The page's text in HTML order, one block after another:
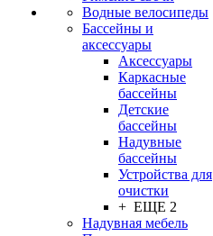
Водные велосипеды
Бассейны и
аксессуары
Аксессуары
Каркасные
бассейны
Детские
бассейны
Надувные
бассейны
Устройства для
очистки
+ ЕЩЕ 2
Надувная мебель